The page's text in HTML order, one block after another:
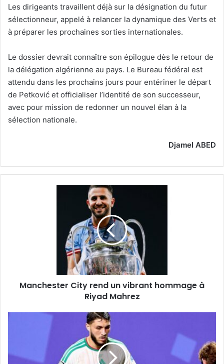
Les dirigeants travaillent déjà sur la désignation du futur
sélectionneur, appelé à relancer la dynamique des Verts et
à préparer les prochaines sorties internationales.
Le dossier devrait connaître son épilogue dès le retour de
la délégation algérienne au pays. Le Bureau fédéral est
attendu dans les prochains jours pour entériner le départ
de Petković et officialiser l’identité de son successeur,
avec pour mission de redonner un nouvel élan à la
sélection nationale.
Djamel ABED
Manchester City rend un vibrant hommage à
Riyad Mahrez
reviendrons